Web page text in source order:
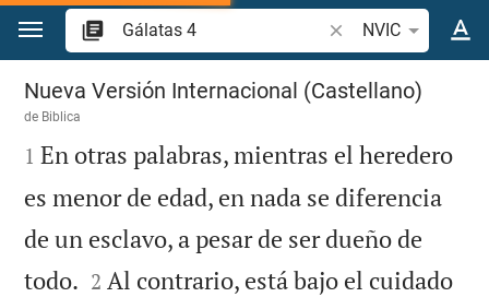
Ir a un contenido
Buscar versículo
NVIC
Gálatas 4
Nueva Versión Internacional (Castellano)
de Biblica

1 En otras palabras, mientras el heredero
es menor de edad, en nada se diferencia
de un esclavo, a pesar de ser dueño de
todo. 

2 Al contrario, está bajo el cuidado